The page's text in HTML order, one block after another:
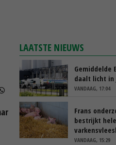
LAATSTE NIEUWS
Gemiddelde
daalt licht in
VANDAAG, 17:04
Frans
bestrijkt hele
VANDAAG, 15:29